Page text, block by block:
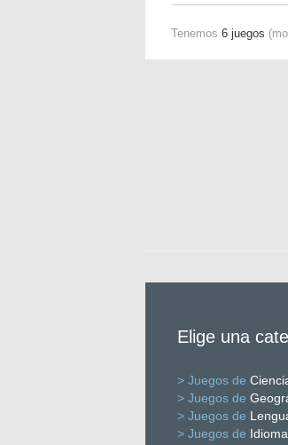
Tenemos 6 juegos
Elige una
> Juegos de
> Juegos de
> Juegos de
> Juegos de